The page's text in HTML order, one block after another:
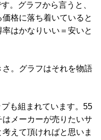
。グラフから言うと、
格に落ち着いていると
はかなりいい＝安いと
。グラフはそれを物語
も組まれています。55
メーカーが売りたいサ
えて頂ければと思いま